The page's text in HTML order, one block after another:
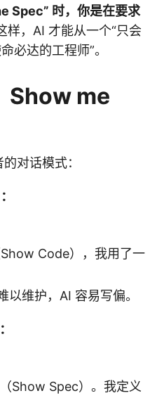
Spec” 时，你是在要求
样，AI 才能从一个“只会
必达的工程师”。
Show me
对话模式：
Code），我用了一
以维护，AI 容易写偏。
Show Spec）。我定义